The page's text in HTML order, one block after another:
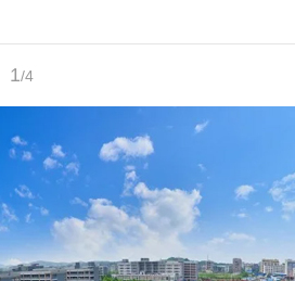
1/4